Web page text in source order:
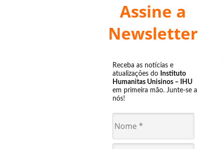
Assine a
Newsletter
Receba as notícias e
atualizações do Instituto
Humanitas Unisinos – IHU
em primeira mão. Junte-se a
nós!